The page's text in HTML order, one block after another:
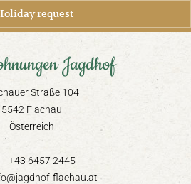
request
Jagdhof
Straße 104
5542 Flachau
Österreich
+43 6457 2445
flachau.at